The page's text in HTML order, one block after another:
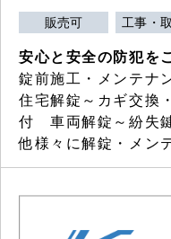
販売可 工事・
安心と安全の防犯を
錠前施工・メンテナ
住宅解錠～カギ交換
付 車両解錠～紛失
他様々に解錠・メン